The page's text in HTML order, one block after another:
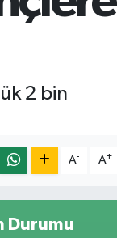
2 bin
A- A+
Durumu